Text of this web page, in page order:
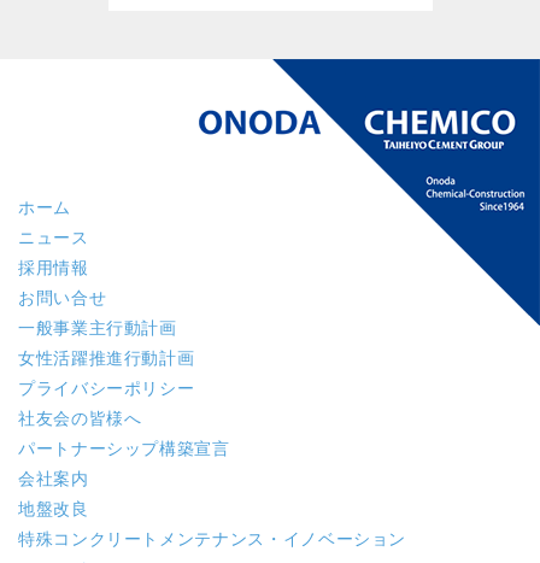
ホーム
ニュース
採用情報
お問い合せ
一般事業主行動計画
女性活躍推進行動計画
プライバシーポリシー
社友会の皆様へ
パートナーシップ構築宣言
会社案内
地盤改良
特殊コンクリート メンテナンス・イノベーション